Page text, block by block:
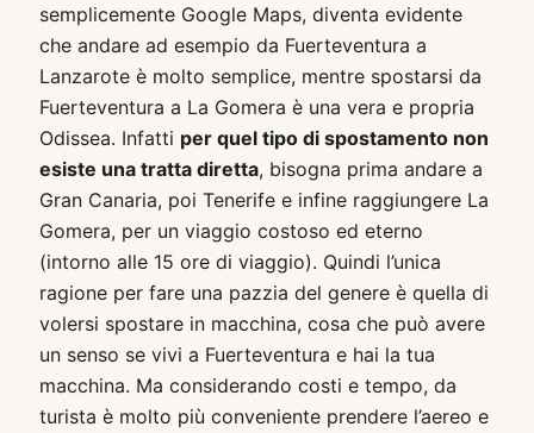
semplicemente Google Maps, diventa evidente
che andare ad esempio da Fuerteventura a
Lanzarote è molto semplice, mentre spostarsi da
Fuerteventura a La Gomera è una vera e propria
Odissea. Infatti per quel tipo di spostamento non
esiste una tratta diretta, bisogna prima andare a
Gran Canaria, poi Tenerife e infine raggiungere La
Gomera, per un viaggio costoso ed eterno
(intorno alle 15 ore di viaggio). Quindi l’unica
ragione per fare una pazzia del genere è quella di
volersi spostare in macchina, cosa che può avere
un senso se vivi a Fuerteventura e hai la tua
macchina. Ma considerando costi e tempo, da
turista è molto più conveniente prendere l’aereo e